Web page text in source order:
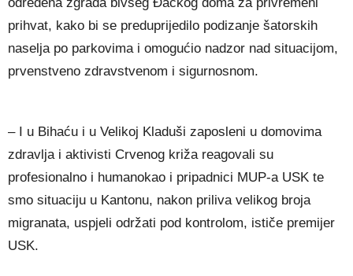
prihvat, kako bi se preduprijedilo podizanje šatorskih
naselja po parkovima i omogućio nadzor nad situacijom,
prvenstveno zdravstvenom i sigurnosnom.
– I u Bihaću i u Velikoj Kladuši zaposleni u domovima
zdravlja i aktivisti Crvenog križa reagovali su
profesionalno i humanokao i pripadnici MUP-a USK te
smo situaciju u Kantonu, nakon priliva velikog broja
migranata, uspjeli održati pod kontrolom, ističe premijer
USK.